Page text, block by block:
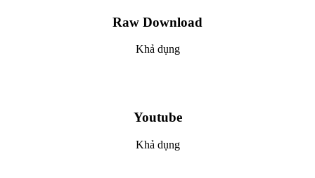
Raw Download
Khả dụng
Youtube
Khả dụng